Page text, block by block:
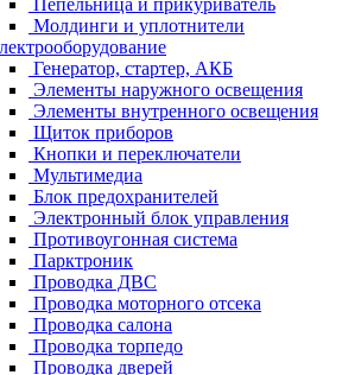
Пепельница и прикуриватель
Молдинги и уплотнители
Генератор, стартер, АКБ
Элементы наружного освещения
Элементы внутренного освещения
Щиток приборов
Кнопки и переключатели
Мультимедиа
Блок предохранителей
Электронный блок управления
Противоугонная система
Парктроник
Проводка ДВС
Проводка моторного отсека
Проводка салона
Проводка торпедо
Проводка дверей